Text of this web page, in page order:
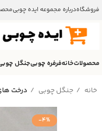
فروشگاهدرباره مجموعه ایده چوبی
محصولاتخانهفرفره چوبیجنگل
خانه جنگل چوبی درخت های
-4%